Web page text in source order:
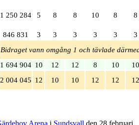
1 250 284 5 8 8 10 8 8
846 831 3 3 3 3 3
3
Bidraget vann omgång 1 och tävlade
1 694 904 10 12 12 8 10
10
2 004 045 12 10 10 12 12 12